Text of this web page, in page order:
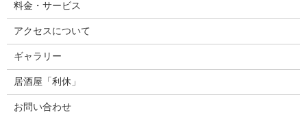
料金・サービス
アクセスについて
ギャラリー
居酒屋「利休」
お問い合わせ